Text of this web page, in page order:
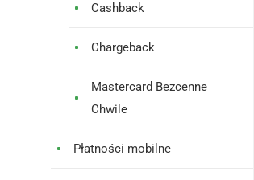
Cashback
Chargeback
Mastercard Bezcenne
Chwile
Płatności mobilne